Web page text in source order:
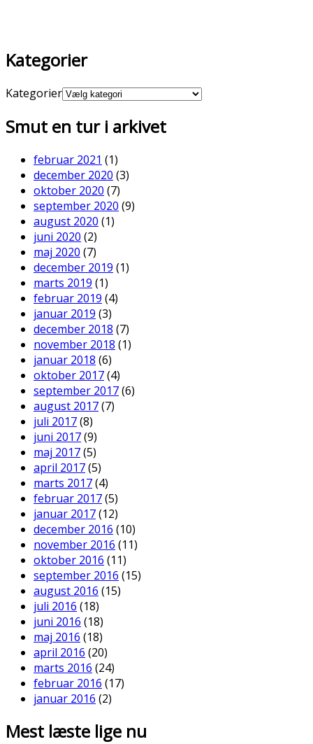
Kategorier
Kategorier
Smut en tur i arkivet
februar 2021 (1)
december 2020 (3)
oktober 2020 (7)
september 2020 (9)
august 2020 (1)
juni 2020 (2)
maj 2020 (7)
december 2019 (1)
marts 2019 (1)
februar 2019 (4)
januar 2019 (3)
december 2018 (7)
november 2018 (1)
januar 2018 (6)
oktober 2017(4)
september 2017(6)
august 2017(7)
juli 2017(8)
juni 2017(9)
maj 2017(5)
april 2017(5)
marts 2017(4)
februar 2017(5)
januar 2017(12)
december 2016 (10)
november 2016 (11)
oktober 2016 (11)
september 2016 (15)
august 2016 (15)
juli 2016 (18)
juni 2016 (18)
maj 2016 (18)
april 2016 (20)
marts 2016 (24)
februar 2016 (17)
januar 2016 (2)
Mest læste lige nu